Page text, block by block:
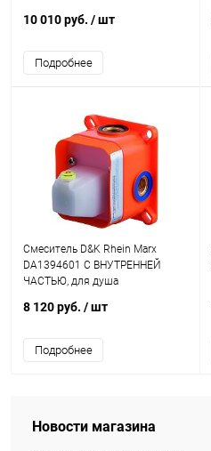
10 010 руб. / шт
Подробнее
Смеситель D&K Rhein Marx
DA1394601 С ВНУТРЕННЕЙ
ЧАСТЬЮ, для душа
8 120 руб. / шт
Подробнее
Новости магазина